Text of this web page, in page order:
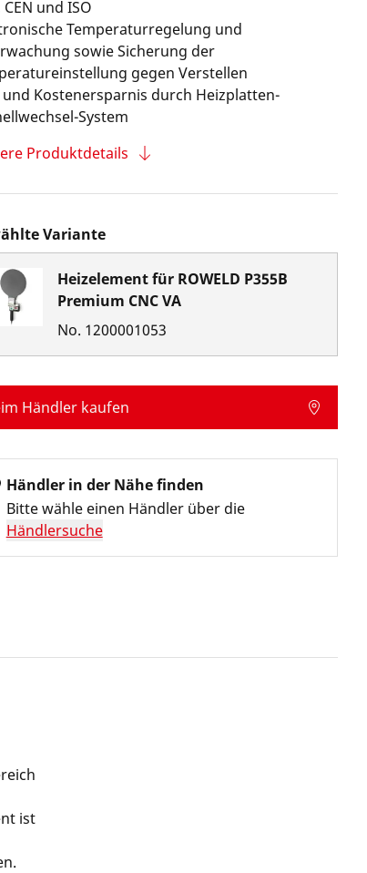
CEN und ISO
Temperaturregelung und
sowie Sicherung der
gegen Verstellen
und Kostenersparnis durch Heizplatten-
System
Produktdetails
Variante
Heizelement für ROWELD P355B
Premium CNC VA
No. 1200001053
Händler kaufen
Händler in der Nähe finden
Bitte wähle einen Händler über die
Händlersuche
ist